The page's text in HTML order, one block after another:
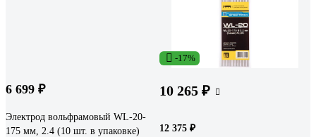
6 699 ₽
Электрод вольфрамовый WL-20-
175 мм, 2.4 (10 шт. в упаковке)
-17%
10 265 ₽
12 375 ₽